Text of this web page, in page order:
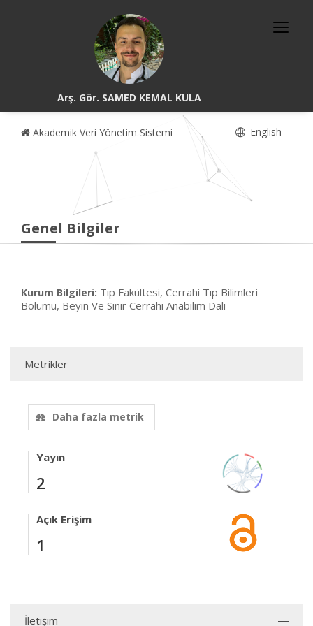
Arş. Gör. SAMED KEMAL KULA
Akademik Veri Yönetim Sistemi English
Genel Bilgiler
Kurum Bilgileri: Tıp Fakültesi, Cerrahi Tıp Bilimleri
Bölümü, Beyin Ve Sinir Cerrahi Anabilim Dalı
Metrikler
Daha fazla metrik
Yayın
2
Açık Erişim
1
İletişim